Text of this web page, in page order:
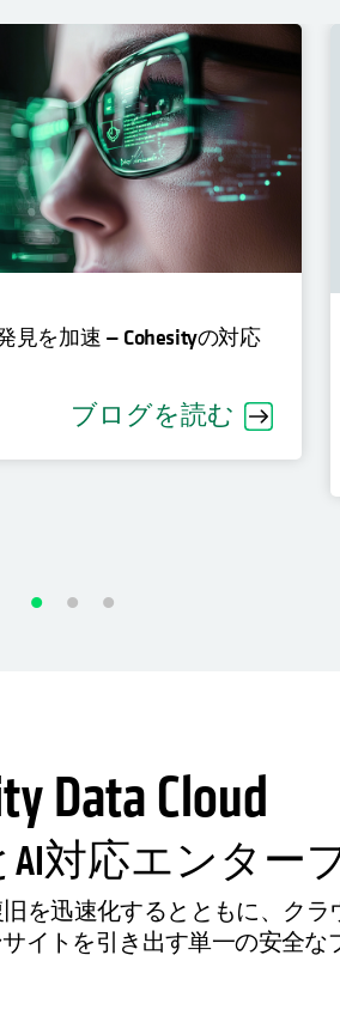
見を加速 — Cohesityの対応
ブログを読む
Data Cloud
対応エンター
を迅速化するとともに、クラ
イトを引き出す単一の安全な